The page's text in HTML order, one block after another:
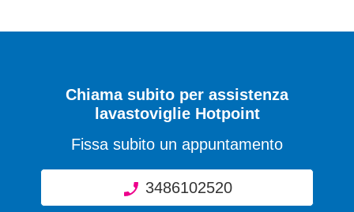
Chiama subito per assistenza
lavastoviglie Hotpoint
Fissa subito un appuntamento
3486102520